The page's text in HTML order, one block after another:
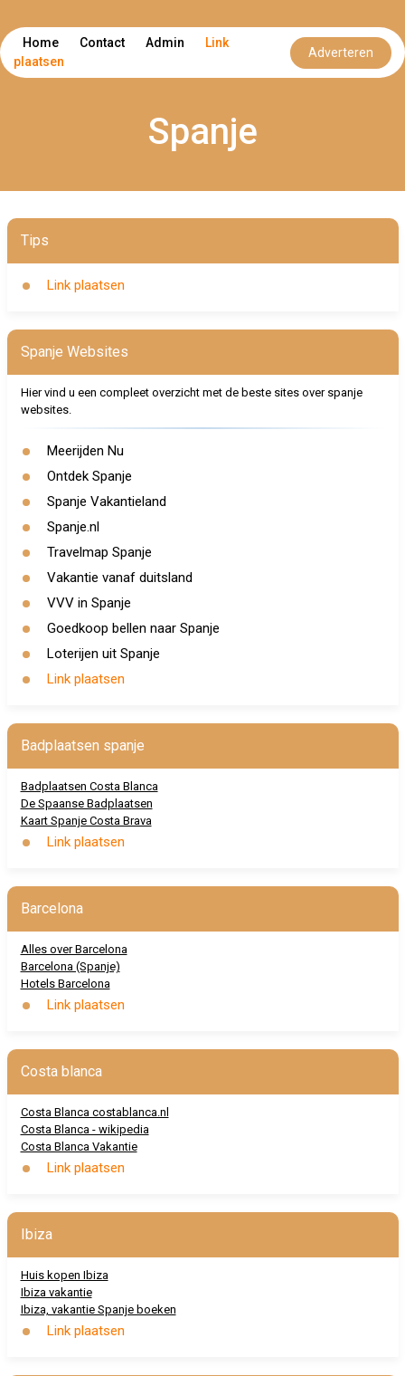
Home Contact Admin
Link
plaatsen
Adverteren
Spanje
Tips
Link plaatsen
Spanje Websites
Hier vind u een compleet overzicht met de beste sites over spanje
websites.
Meerijden Nu
Ontdek Spanje
Spanje Vakantieland
Spanje.nl
Travelmap Spanje
Vakantie vanaf duitsland
VVV in Spanje
Goedkoop bellen naar Spanje
Loterijen uit Spanje
Link plaatsen
Badplaatsen spanje
Badplaatsen Costa Blanca
De Spaanse Badplaatsen
Kaart Spanje Costa Brava
Link plaatsen
Barcelona
Alles over Barcelona
Barcelona (Spanje)
Hotels Barcelona
Link plaatsen
Costa blanca
Costa Blanca costablanca.nl
Costa Blanca - wikipedia
Costa Blanca Vakantie
Link plaatsen
Ibiza
Huis kopen Ibiza
Ibiza vakantie
Ibiza, vakantie Spanje boeken
Link plaatsen